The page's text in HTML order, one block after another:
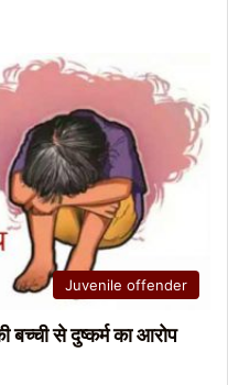
Juvenile offender
से दुष्कर्म का आरोप